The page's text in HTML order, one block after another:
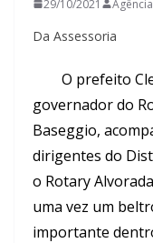
29/10/2021 Agência
Da Assessoria
O prefeito
governador do
Baseggio,
dirigentes do
o Rotary
uma vez um
importante